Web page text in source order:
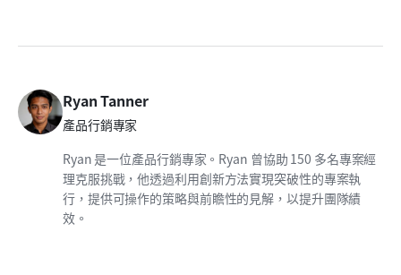
Ryan Tanner
產品行銷專家
Ryan 是一位產品行銷專家。Ryan 曾協助 150 多名專案經
理克服挑戰，他透過利用創新方法實現突破性的專案執
行，提供可操作的策略與前瞻性的見解，以提升團隊績
效。